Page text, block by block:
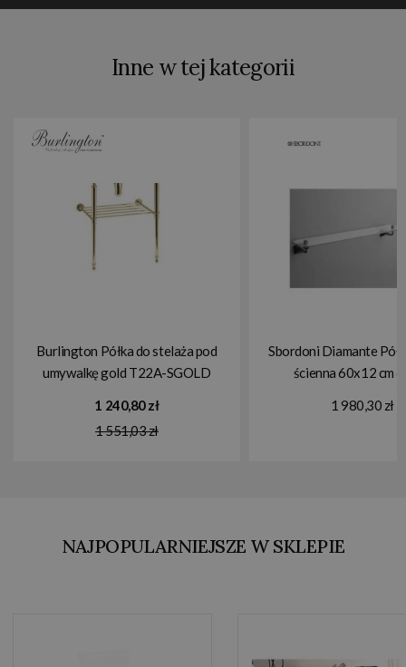
Inne w tej kategorii
Burlington Półka do stelaża pod
umywalkę gold T22A-SGOLD
1 240,80 zł
1 551,03 zł
Sbordoni Diamante
ścienna 60x12 cm
1 980,30 zł
NAJPOPULARNIEJSZE W SKLEPIE